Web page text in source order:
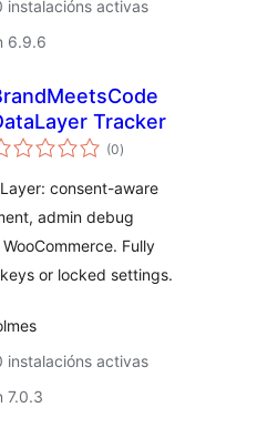
instalacións activas
6.9.6
Tracker
(0valoracións
totais
)
consent-aware
admin debug
Fully
or locked settings.
instalacións activas
7.0.3